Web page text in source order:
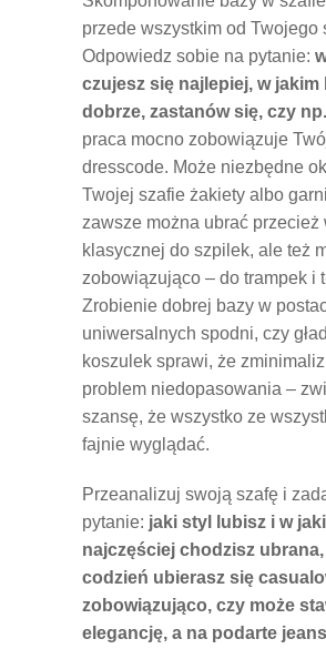
przede wszystkim od Twojego
Odpowiedz sobie na pytanie:
czujesz się najlepiej, w jakim
dobrze, zastanów się, czy np.
praca mocno zobowiązuje
dresscode. Może niezbędne
Twojej szafie żakiety albo
zawsze można ubrać przecież
klasycznej do szpilek, ale też
zobowiązująco – do trampek i
Zrobienie dobrej bazy w
uniwersalnych spodni, czy
koszulek sprawi, że
problem niedopasowania –
szansę, że wszystko ze
fajnie wyglądać.
Przeanalizuj swoją szafę i
pytanie: jaki styl lubisz i w
najczęściej chodzisz
codzień ubierasz się
zobowiązująco, czy może
elegancję, a na podarte